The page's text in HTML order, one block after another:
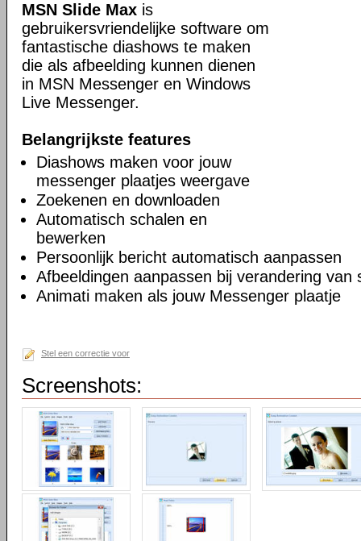
MSN Slide Max is
gebruikersvriendelijke software om
fantastische diashows te maken
die als afbeelding kunnen dienen
in MSN Messenger en Windows
Live Messenger.
Belangrijkste features
Diashows maken voor jouw
messenger plaatjes weergave
Zoekenen en downloaden
Automatisch schalen en
bewerken
Persoonlijk bericht automatisch aanpassen
Afbeeldingen aanpassen bij verandering van
Animati maken als jouw Messenger plaatje
Stel een correctie voor
Screenshots: